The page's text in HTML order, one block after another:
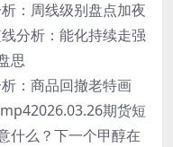
：周线级别盘点加夜
分析：能化持续走强
思
：商品回撤老特画
期货短
什么？下一个甲醇在